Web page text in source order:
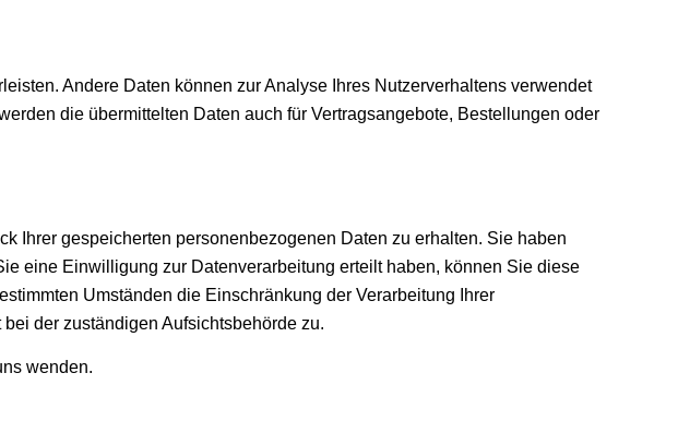
Andere Daten können zur Analyse Ihres Nutzerverhaltens verwendet
die übermittelten Daten auch für Vertragsangebote, Bestellungen oder
Ihrer gespeicherten personenbezogenen Daten zu erhalten. Sie haben
eine Einwilligung zur Datenverarbeitung erteilt haben, können Sie diese
Umständen die Einschränkung der Verarbeitung Ihrer
der zuständigen Aufsichtsbehörde zu.
wenden.